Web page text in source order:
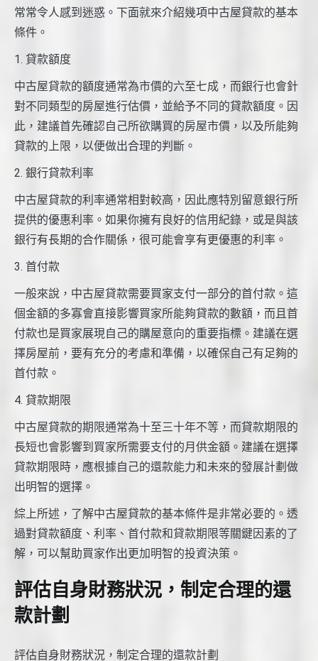
常常令人感到迷惑。下面就來介紹幾項中古屋貸款的基本
條件。
1. 貸款額度
中古屋貸款的額度通常為市價的六至七成，而銀行也會針
對不同類型的房屋進行估價，並給予不同的貸款額度。因
此，建議首先確認自己所欲購買的房屋市價，以及所能夠
貸款的上限，以便做出合理的判斷。
2. 銀行貸款利率
中古屋貸款的利率通常相對較高，因此應特別留意銀行所
提供的優惠利率。如果你擁有良好的信用紀錄，或是與該
銀行有長期的合作關係，很可能會享有更優惠的利率。
3. 首付款
一般來說，中古屋貸款需要買家支付一部分的首付款。這
個金額的多寡會直接影響買家所能夠貸款的數額，而且首
付款也是買家展現自己的購屋意向的重要指標。建議在選
擇房屋前，要有充分的考慮和準備，以確保自己有足夠的
首付款。
4. 貸款期限
中古屋貸款的期限通常為十至三十年不等，而貸款期限的
長短也會影響到買家所需要支付的月供金額。建議在選擇
貸款期限時，應根據自己的還款能力和未來的發展計劃做
出明智的選擇。
綜上所述，了解中古屋貸款的基本條件是非常必要的。透
過對貸款額度、利率、首付款和貸款期限等關鍵因素的了
解，可以幫助買家作出更加明智的投資決策。
評估自身財務狀況，制定合理的還
款計劃
評估自身財務狀況，制定合理的還款計劃